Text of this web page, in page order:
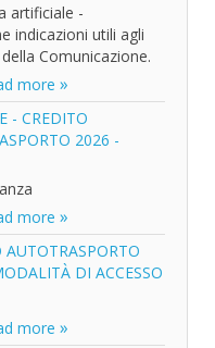
artificiale -
indicazioni utili agli
Comunicazione.
more
- CREDITO
2026 -
more
AUTOTRASPORTO
DI ACCESSO
more